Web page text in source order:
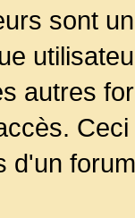
sont
autres
d'un